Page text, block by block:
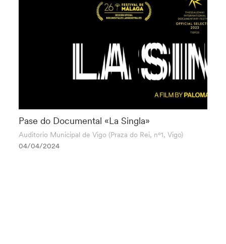
Pase do Documental «La Singla»
Auditorio Municipal de Vigo (Praza do Rei, nº1, Vigo)
04/04/2024